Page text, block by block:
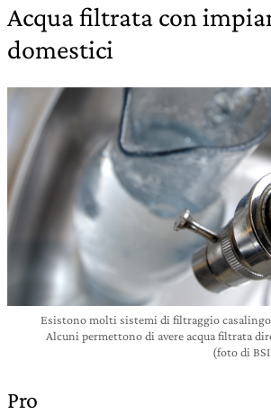
Acqua filtrata con
domestici
Esistono molti sistemi di filtraggio casalingo
Alcuni permettono di avere acqua filtrata
(foto di
Pro